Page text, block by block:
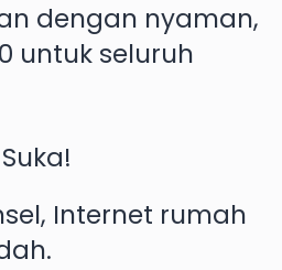
dengan nyaman,
untuk seluruh
Internet rumah